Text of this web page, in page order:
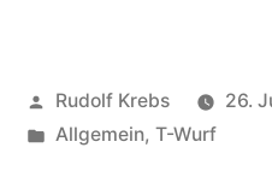
Veröffentlicht
von
Rudolf Krebs
26.
Veröffentlicht
Allgemein, T-Wurf